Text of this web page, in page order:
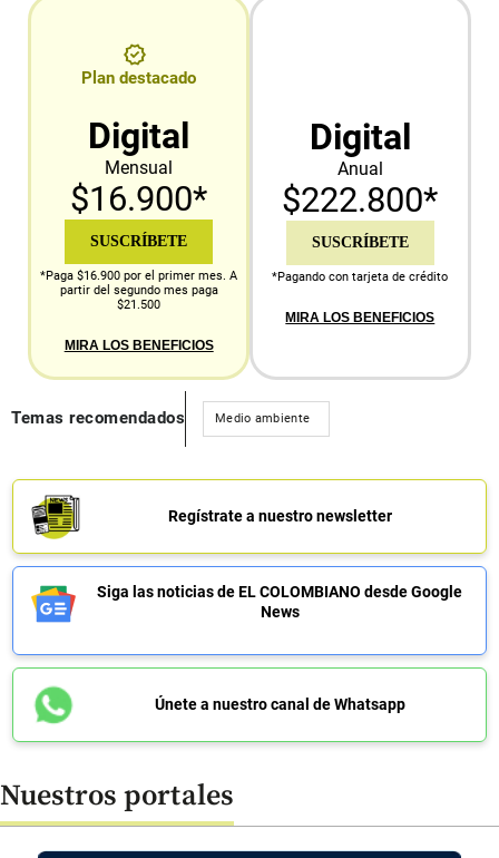
Plan destacado
Digital
Mensual
$16.900*
SUSCRÍBETE
*Paga $16.900 por el primer mes. A
partir del segundo mes paga
$21.500
MIRA LOS BENEFICIOS
Digital
Anual
$222.800*
SUSCRÍBETE
*Pagando con tarjeta de crédito
MIRA LOS BENEFICIOS
Temas recomendados Medio ambiente
Regístrate a nuestro newsletter
Siga las noticias de EL COLOMBIANO desde Google
News
Únete a nuestro canal de Whatsapp
Nuestros portales